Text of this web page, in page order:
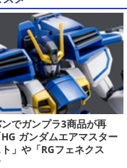
でガンプラ3商品が再
ガンダムエアマスター
」や「RGフェネクス
ィブVer.）」も